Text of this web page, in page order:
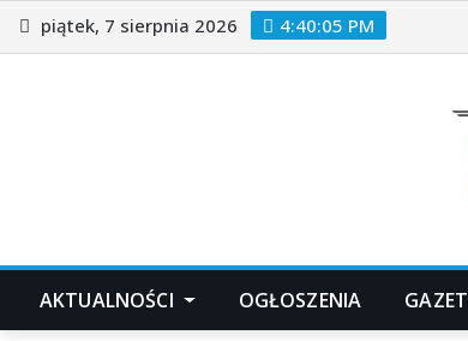
Skip
to
piątek, 7 sierpnia 2026 4:40:07 PM
AKTUALNOŚCI OGŁOSZENIA